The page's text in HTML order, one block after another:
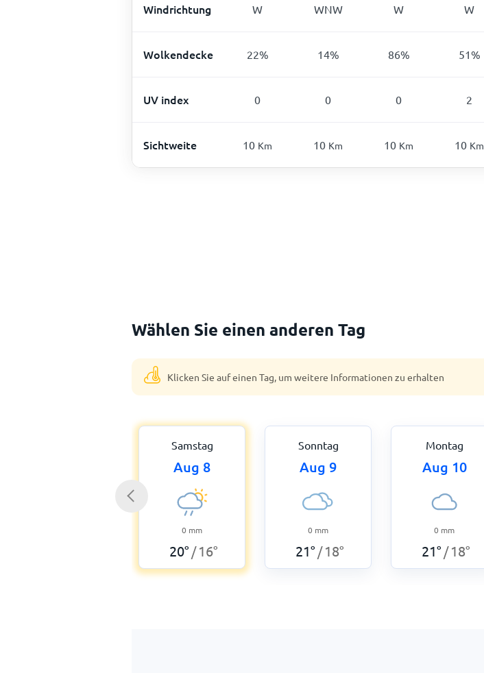
Windrichtung W WNW W W
Wolkendecke 22% 14% 86% 51%
UV index 0 0 0 2
Sichtweite 10 Km 10 Km 10 Km 10 Km
Wählen Sie einen anderen Tag
Klicken Sie auf einen Tag, um weitere Informationen zu erhalten
Samstag
Aug 8
0 mm
20° / 16°
Sonntag
Aug 9
0 mm
21° / 18°
Montag
Aug 10
0 mm
21° / 18°